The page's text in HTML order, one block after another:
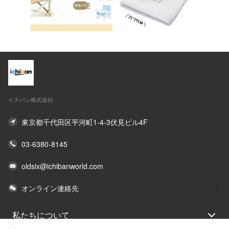
イチバン株式会社
東京都千代田区平河町1-4-3伏見ビル4F
03-6380-8145
oldsix@ichibanworld.com
オンライン連絡先
私たちについて